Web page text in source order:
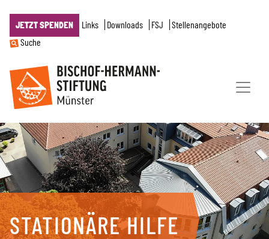
JETZT SPENDEN Links Downloads FSJ
Stellenangebote
Suche
STATIONÄRE HILFE